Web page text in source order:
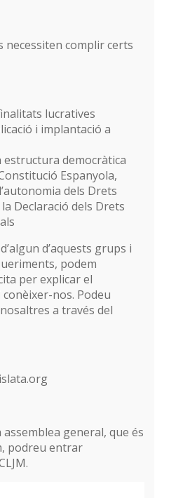
necessiten complir certs
lucratives
i implantació a
estructura democràtica
Espanyola,
dels Drets
Declaració dels Drets
d’aquests grups i
podem
per explicar el
nos. Podeu
a través del
assemblea general, que és
podreu entrar